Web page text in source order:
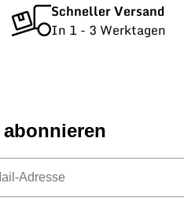
Schneller Versand
In 1 - 3 Werktagen